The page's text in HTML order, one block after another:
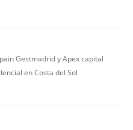
Gestmadrid y Apex capital
en Costa del Sol